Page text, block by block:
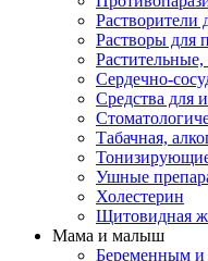
Растворители
Растворы для
Сердечно-
Средства для
Табачная,
Ушные
Холестерин
Щитовидная
Мама и малыш
Беременным